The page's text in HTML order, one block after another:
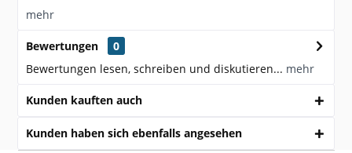
mehr
Bewertungen
0
Bewertungen lesen, schreiben und diskutieren... mehr
Kunden kauften auch
Kunden haben sich ebenfalls angesehen